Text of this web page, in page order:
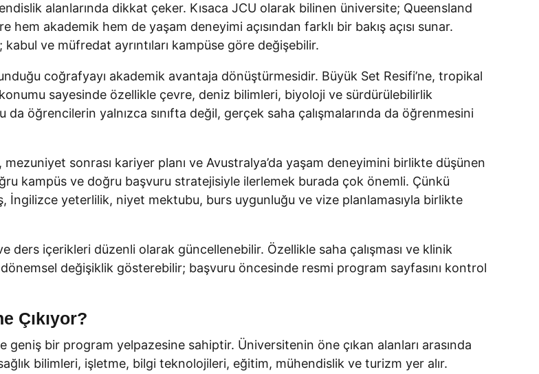
alanlarında dikkat çeker. Kısaca JCU olarak bilinen üniversite; Queensland
akademik hem de yaşam deneyimi açısından farklı bir bakış açısı sunar.
kabul ve müfredat ayrıntıları kampüse göre değişebilir.
coğrafyayı akademik avantaja dönüştürmesidir. Büyük Set Resifi’ne, tropikal
sayesinde özellikle çevre, deniz bilimleri, biyoloji ve sürdürülebilirlik
da öğrencilerin yalnızca sınıfta değil, gerçek saha çalışmalarında da öğrenmesini
sonrası kariyer planı ve Avustralya’da yaşam deneyimini birlikte düşünen
kampüs ve doğru başvuru stratejisiyle ilerlemek burada çok önemli. Çünkü
yeterlilik, niyet mektubu, burs uygunluğu ve vize planlamasıyla birlikte
ders içerikleri düzenli olarak güncellenebilir. Özellikle saha çalışması ve klinik
değişiklik gösterebilir; başvuru öncesinde resmi program sayfasını kontrol
Çıkıyor?
bir program yelpazesine sahiptir. Üniversitenin öne çıkan alanları arasında
bilimleri, işletme, bilgi teknolojileri, eğitim, mühendislik ve turizm yer alır.